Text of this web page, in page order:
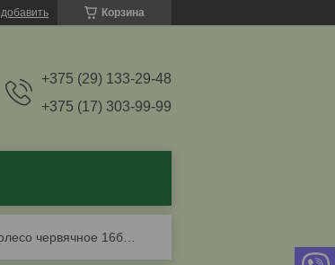
Корзина
добавить
+375 (29) 133-29-48
+375 (17) 303-99-99
Колесо червячное 16б20п.061.201